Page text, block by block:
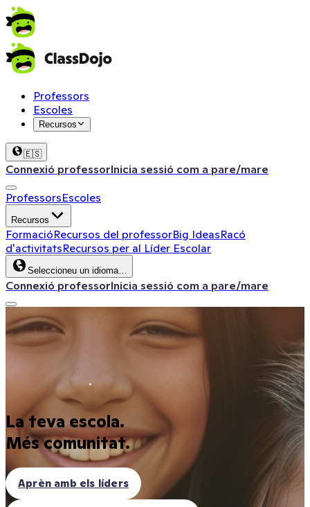
Professors
Escoles
Recursos
🇪🇸
Connexió professorInicia sessió com a pare/mare
ProfessorsEscoles
Recursos
FormacióRecursos del professorBig IdeasRacó
d'activitatsRecursos per al Líder Escolar
Seleccioneu un idioma…
Connexió professorInicia sessió com a pare/mare
La teva escola.
Més comunitat.
Aprèn amb els líders